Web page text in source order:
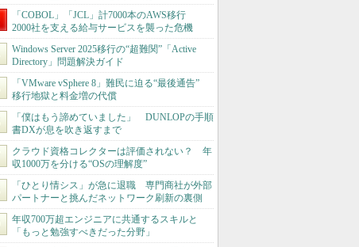
「COBOL」「JCL」計7000本のAWS移行
2000社を支える給与サービスを襲った危機
Windows Server 2025移行の“超難関”「Active
Directory」問題解決ガイド
「VMware vSphere 8」難民に迫る“最後通告”
移行地獄と料金増の代償
「僕はもう諦めていました」 DUNLOPの手順
書DXが息を吹き返すまで
クラウド資格コレクターは評価されない？ 年
収1000万を分ける“OSの理解度”
「ひとり情シス」が急に退職 専門商社が外部
パートナーと挑んだネットワーク刷新の裏側
年収700万超エンジニアに共通するスキルと
「もっと勉強すべきだった分野」